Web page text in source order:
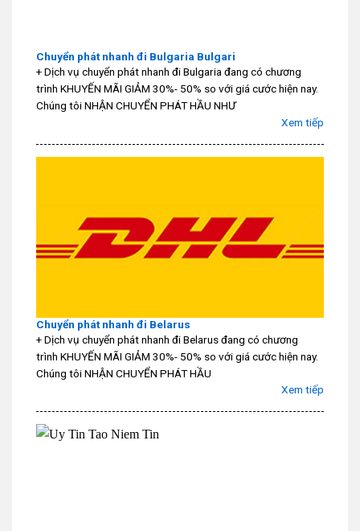
Chuyển phát nhanh đi Bulgaria Bulgari
+ Dịch vụ chuyển phát nhanh đi Bulgaria đang có chương
trình KHUYẾN MÃI GIẢM 30%- 50% so với giá cước hiện nay.
Chúng tôi NHẬN CHUYỂN PHÁT HẦU NHƯ
Xem tiếp
Chuyển phát nhanh đi Belarus
+ Dịch vụ chuyển phát nhanh đi Belarus đang có chương
trình KHUYẾN MÃI GIẢM 30%- 50% so với giá cước hiện nay.
Chúng tôi NHẬN CHUYỂN PHÁT HẦU
Xem tiếp